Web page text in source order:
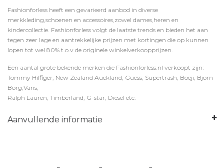
Fashionforless heeft een gevarieerd aanbod in diverse
merkkleding,schoenen en accessoires,zowel dames,heren en
kindercollectie. Fashionforless volgt de laatste trends en bieden het aan
tegen zeer lage en aantrekkelijke prijzen met kortingen die op kunnen
lopen tot wel 80% t.o.v de originele winkelverkoopprijzen.
Een aantal grote bekende merken die Fashionforless.nl verkoopt zijn:
Tommy Hilfiger, New Zealand Auckland, Guess, Supertrash, Boeji, Bjorn
Borg,Vans,
Ralph Lauren, Timberland, G-star, Diesel etc.
Aanvullende informatie